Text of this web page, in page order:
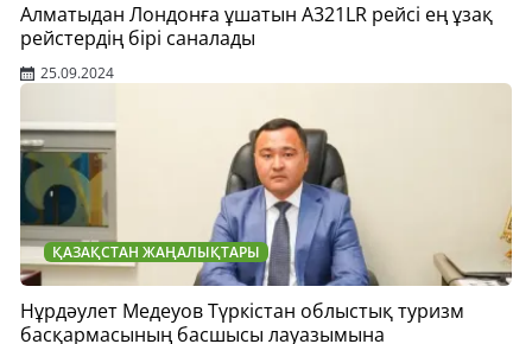
Алматыдан Лондонға ұшатын А321LR рейсі ең ұзақ
рейстердің бірі саналады
25.09.2024
ҚАЗАҚСТАН ЖАҢАЛЫҚТАРЫ
Нұрдәулет Медеуов Түркістан облыстық туризм
басқармасының басшысы лауазымына